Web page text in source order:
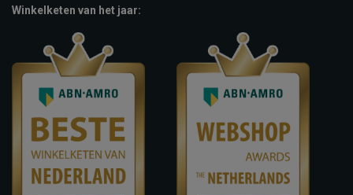
Winkelketen van het jaar: